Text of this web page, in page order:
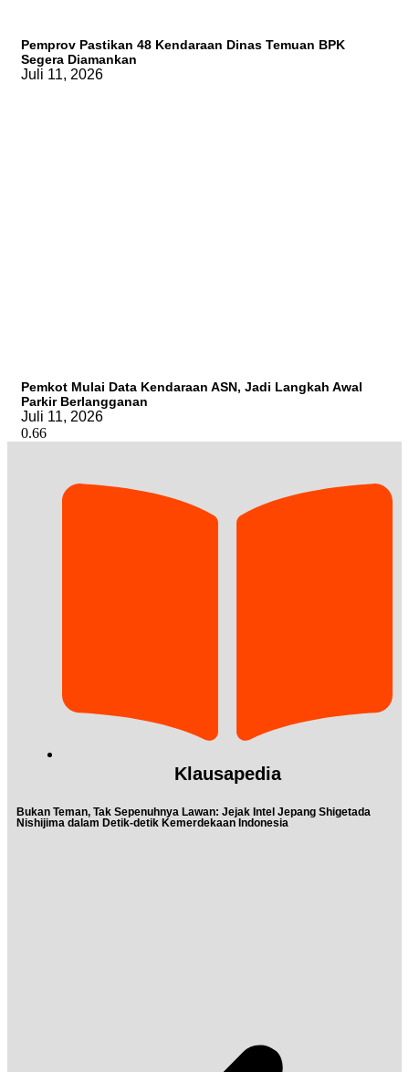
Pemprov Pastikan 48 Kendaraan Dinas Temuan BPK
Segera Diamankan
Juli 11, 2026
Pemkot Mulai Data Kendaraan ASN, Jadi Langkah Awal
Parkir Berlangganan
Juli 11, 2026
Klausapedia
Bukan Teman, Tak Sepenuhnya Lawan: Jejak Intel Jepang Shigetada
Nishijima dalam Detik-detik Kemerdekaan Indonesia